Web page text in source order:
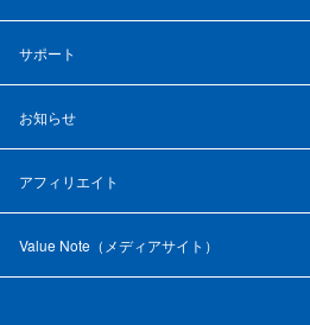
サポート
お知らせ
アフィリエイト
Value Note（ メディアサイト ）